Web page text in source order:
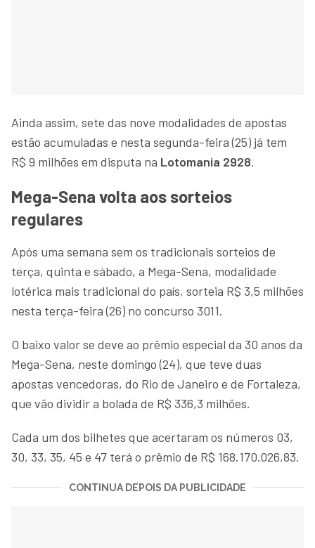
Ainda assim, sete das nove modalidades de apostas
estão acumuladas e nesta segunda-feira (25) já tem
R$ 9 milhões em disputa na Lotomania 2928.
Mega-Sena volta aos sorteios
regulares
Após uma semana sem os tradicionais sorteios de
terça, quinta e sábado, a Mega-Sena, modalidade
lotérica mais tradicional do país, sorteia R$ 3,5 milhões
nesta terça-feira (26) no concurso 3011.
O baixo valor se deve ao prêmio especial da 30 anos da
Mega-Sena, neste domingo (24), que teve duas
apostas vencedoras, do Rio de Janeiro e de Fortaleza,
que vão dividir a bolada de R$ 336,3 milhões.
Cada um dos bilhetes que acertaram os números 03,
30, 33, 35, 45 e 47 terá o prêmio de R$ 168.170.026,83.
CONTINUA DEPOIS DA PUBLICIDADE